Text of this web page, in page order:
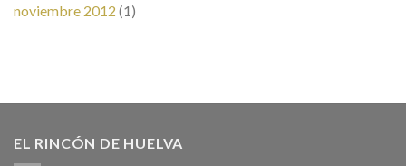
noviembre 2012 (1)
EL RINCÓN DE HUELVA